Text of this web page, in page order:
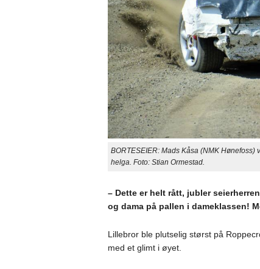
BORTESEIER: Mads Kåsa (NMK
helga. Foto: Stian Ormestad.
– Dette er helt rått, jubler
og dama på pallen i dameklassen!
Lillebror ble plutselig størst på
med et glimt i øyet.